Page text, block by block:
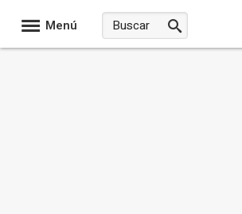
Menú